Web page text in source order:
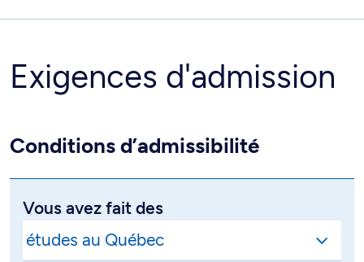
Exigences d'admission
Conditions d’admissibilité
Vous avez fait des